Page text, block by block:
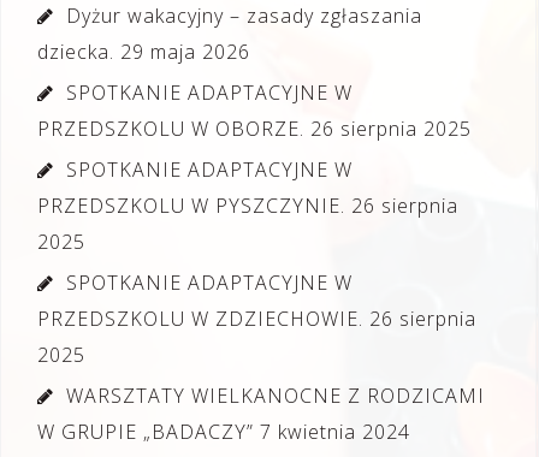
Dyżur wakacyjny – zasady zgłaszania
dziecka. 29 maja 2026
SPOTKANIE ADAPTACYJNE W
PRZEDSZKOLU W OBORZE. 26 sierpnia 2025
SPOTKANIE ADAPTACYJNE W
PRZEDSZKOLU W PYSZCZYNIE. 26 sierpnia
2025
SPOTKANIE ADAPTACYJNE W
PRZEDSZKOLU W ZDZIECHOWIE. 26 sierpnia
2025
WARSZTATY WIELKANOCNE Z RODZICAMI
W GRUPIE „BADACZY” 7 kwietnia 2024